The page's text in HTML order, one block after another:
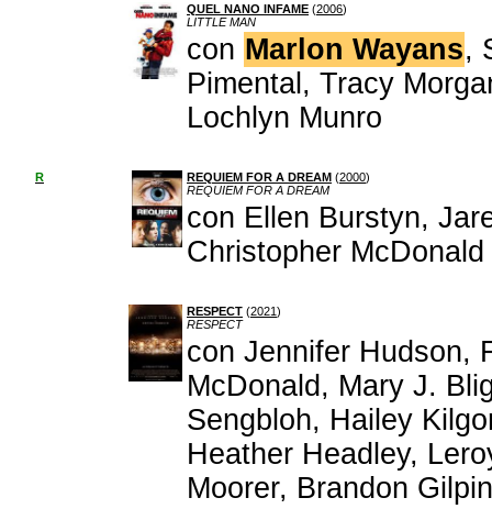
QUEL NANO INFAME (2006)
LITTLE MAN
con Marlon Wayans,
Pimental, Tracy
Lochlyn Munro
R REQUIEM FOR A DREAM (2000)
REQUIEM FOR A DREAM
con Ellen Burstyn,
Christopher McDonald
RESPECT (2021)
RESPECT
con Jennifer Hudson,
McDonald, Mary J.
Sengbloh, Hailey
Heather Headley,
Moorer, Brandon Gilpin